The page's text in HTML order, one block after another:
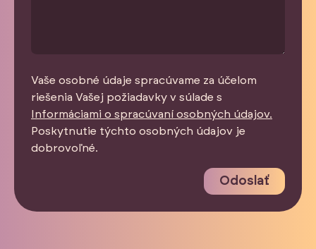
Vaše osobné údaje spracúvame za účelom
riešenia Vašej požiadavky v súlade s
Informáciami o spracúvaní osobných údajov.
Poskytnutie týchto osobných údajov je
dobrovoľné.
Odoslať